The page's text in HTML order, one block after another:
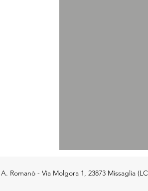
- Via Molgora 1, 23873 Missaglia